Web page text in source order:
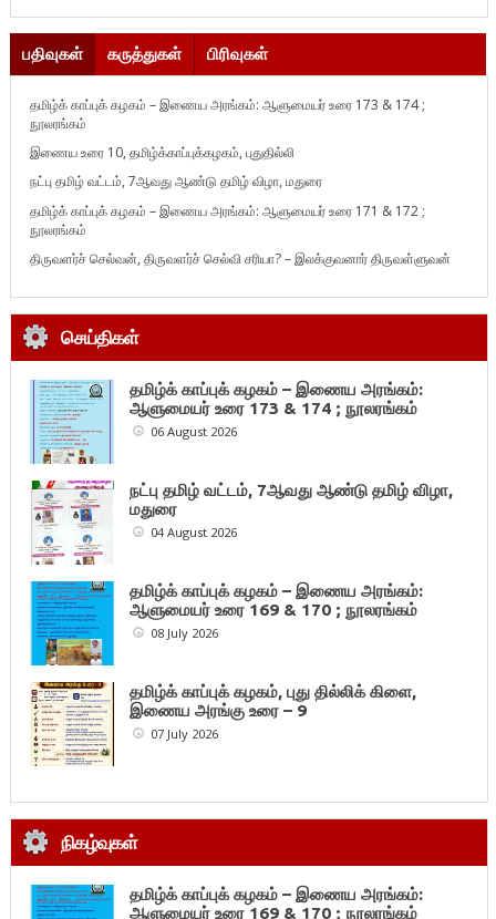
பதிவுகள் கருத்துகள் பிரிவுகள்
தமிழ்க் காப்புக் கழகம் – இணைய அரங்கம்: ஆளுமையர் உரை 173 & 174 ;
நூலரங்கம்
இணைய உரை 10, தமிழ்க்காப்புக்கழகம், புதுதில்லி
நட்பு தமிழ் வட்டம், 7ஆவது ஆண்டு தமிழ் விழா, மதுரை
தமிழ்க் காப்புக் கழகம் – இணைய அரங்கம்: ஆளுமையர் உரை 171 & 172 ;
நூலரங்கம்
திருவளர்ச் செல்வன், திருவளர்ச் செல்வி சரியா? – இலக்குவனார் திருவள்ளுவன்
செய்திகள்
தமிழ்க் காப்புக் கழகம் – இணைய அரங்கம்:
ஆளுமையர் உரை 173 & 174 ; நூலரங்கம்
06 August 2026
நட்பு தமிழ் வட்டம், 7ஆவது ஆண்டு தமிழ் விழா,
மதுரை
04 August 2026
தமிழ்க் காப்புக் கழகம் – இணைய அரங்கம்:
ஆளுமையர் உரை 169 & 170 ; நூலரங்கம்
08 July 2026
தமிழ்க் காப்புக் கழகம், புது தில்லிக் கிளை,
இணைய அரங்கு உரை – 9
07 July 2026
நிகழ்வுகள்
தமிழ்க் காப்புக் கழகம் – இணைய அரங்கம்:
ஆளுமையர் உரை 169 & 170 ; நூலரங்கம்